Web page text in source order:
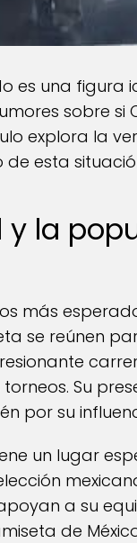
es una
sobre
explora la
esta
y la
más
se reúnen
Su
por su
un lugar
a su
de